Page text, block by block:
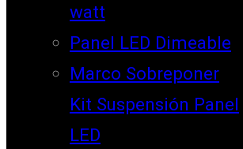
watt
Panel LED Dimeable
Marco Sobreponer
Kit Suspensión Panel
LED